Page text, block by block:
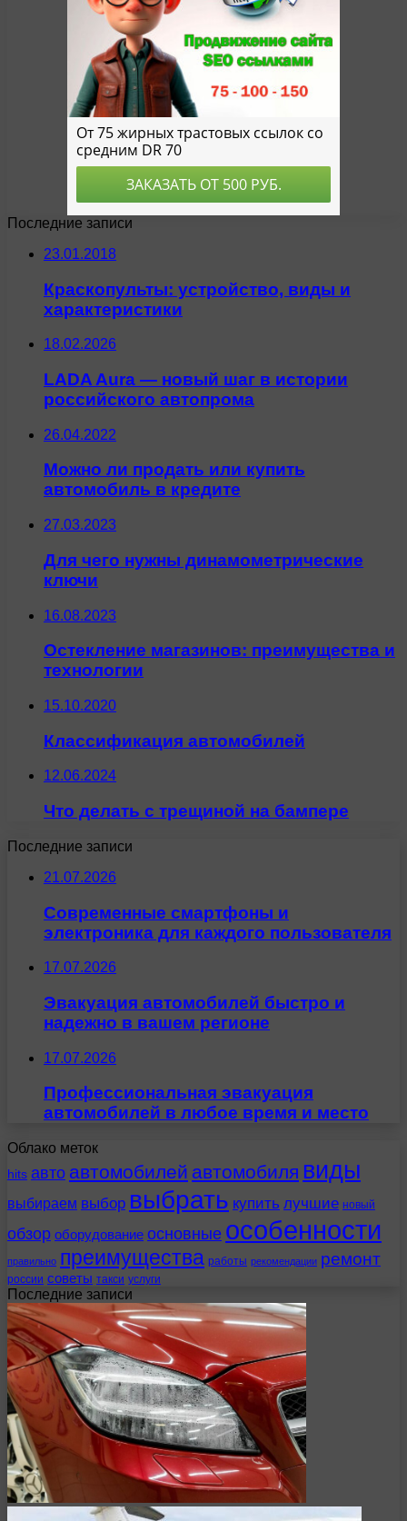
Последние записи
23.01.2018
Краскопульты: устройство, виды и
характеристики
18.02.2026
LADA Aura — новый шаг в истории
российского автопрома
26.04.2022
Можно ли продать или купить
автомобиль в кредите
27.03.2023
Для чего нужны динамометрические
ключи
16.08.2023
Остекление магазинов: преимущества и
технологии
15.10.2020
Классификация автомобилей
12.06.2024
Что делать с трещиной на бампере
Последние записи
21.07.2026
Современные смартфоны и
электроника для каждого пользователя
17.07.2026
Эвакуация автомобилей быстро и
надежно в вашем регионе
17.07.2026
Профессиональная эвакуация
автомобилей в любое время и место
Облако меток
hits авто автомобилей автомобиля виды
выбираем выбор выбрать купить лучшие новый
обзор оборудование основные особенности
правильно преимущества работы рекомендации ремонт
россии советы такси услуги
Последние записи